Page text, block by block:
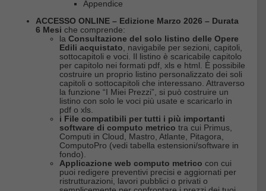
Appendice
ACCESSO ONLINE – Edizione Marzo 2026 – Durata
6 Mesi che comprende:
la Consultazione del solo listino delle Opere
Edili acquistato , navigabile per sezioni, capitoli,
sottocapitoli e voci. Il listino è scaricabile capitolo
per capitolo nei formati pdf, xls e html. È possibile
costruire un proprio listino personalizzato dei soli
capitoli o sottocapitoli che interessano. Attraverso
la funzione “I Miei Prezzi”, si può costruire un
listino con solo le voci più usate e scaricarlo in
pdf o xls.
i File compatibili per tutti i più importanti
software di computo metrico tra cui Primus,
Computi in Cloud, Mastro, Atlante, Pitagora,
ComputoPro (vedi tabella estensioni/software in
fondo).
Applicazione web computo metrico con cui
puoi redigere preventivi precisi e aggiornati per
ristrutturazioni, lavori pubblici o privati o